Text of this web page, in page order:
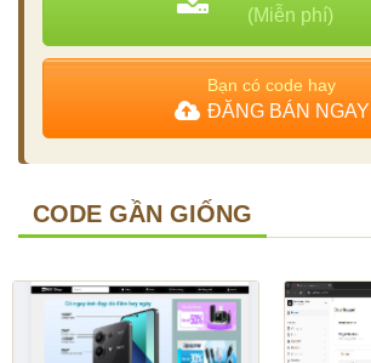
(Miễn phí)
Bạn có code hay
ĐĂNG BÁN NGAY
CODE GẦN GIỐNG